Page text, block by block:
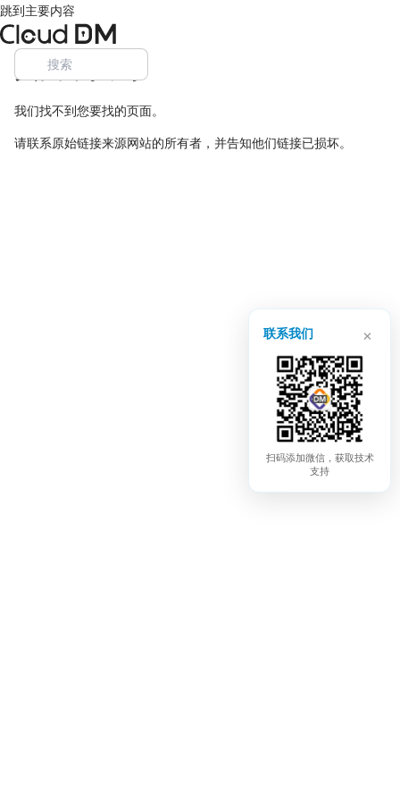
跳到主要内容
页面未找到
我们找不到您要找的页面。
请联系原始链接来源网站的所有者，并告知他们链接已损坏。
联系我们 ×
扫码添加微信，获取技术
支持